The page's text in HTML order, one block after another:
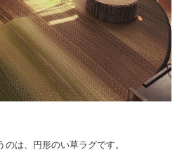
は、円形のい草ラグです。